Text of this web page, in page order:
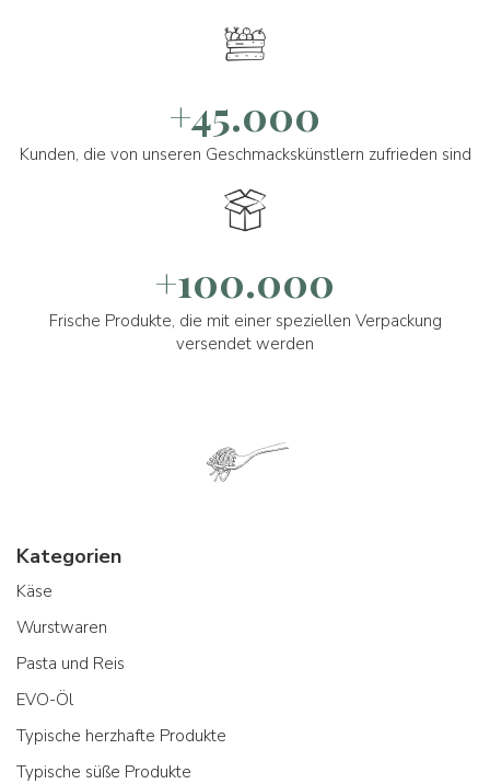
+45.000
Kunden, die von unseren Geschmackskünstlern zufrieden sind
+100.000
Frische Produkte, die mit einer speziellen Verpackung
versendet werden
Kategorien
Käse
Wurstwaren
Pasta und Reis
EVO-Öl
Typische herzhafte Produkte
Typische süße Produkte